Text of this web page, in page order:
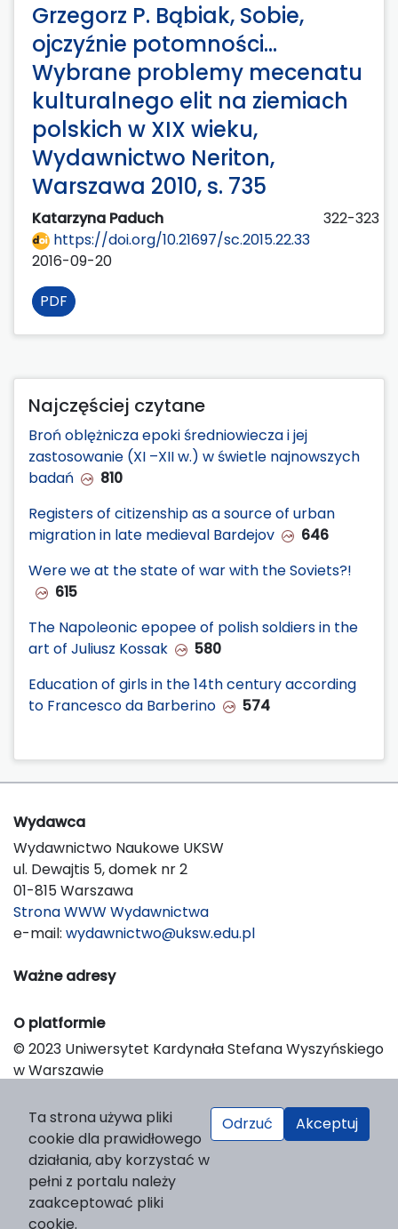
Grzegorz P. Bąbiak, Sobie,
ojczyźnie potomności…
Wybrane problemy mecenatu
kulturalnego elit na ziemiach
polskich w XIX wieku,
Wydawnictwo Neriton,
Warszawa 2010, s. 735
Katarzyna Paduch
322-323
https://doi.org/10.21697/sc.2015.22.33
2016-09-20
PDF
Najczęściej czytane
Broń oblężnicza epoki średniowiecza i jej
zastosowanie (XI –XII w.) w świetle najnowszych
badań
810
Registers of citizenship as a source of urban
migration in late medieval Bardejov
646
Were we at the state of war with the Soviets?!
615
The Napoleonic epopee of polish soldiers in the
art of Juliusz Kossak
580
Education of girls in the 14th century according
to Francesco da Barberino
574
Wydawca
Wydawnictwo Naukowe UKSW
ul. Dewajtis 5, domek nr 2
01-815 Warszawa
Strona WWW Wydawnictwa
e-mail: wydawnictwo@uksw.edu.pl
Ważne adresy
O platformie
© 2023 Uniwersytet Kardynała Stefana Wyszyńskiego
w Warszawie
Platform & Workflow by OJS/PKP
Ta strona używa pliki
cookie dla prawidłowego
działania, aby korzystać w
pełni z portalu należy
zaakceptować pliki
cookie.
Odrzuć Akceptuj